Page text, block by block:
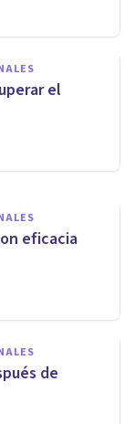
el
con
eficacia
de